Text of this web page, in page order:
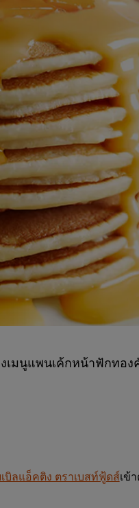
เมนูแพนเค้กหน้าฟักทอง
บิลแอ็คติง ตราเบสท์ฟู้ดส์เข้